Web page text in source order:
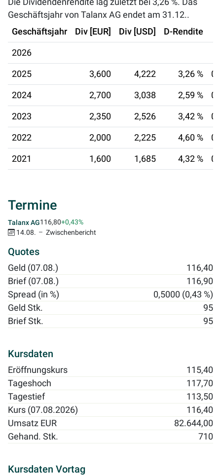
Die Dividendenrendite lag zuletzt bei 3,26 %. Das
Geschäftsjahr von Talanx AG endet am 31.12..
Geschäftsjahr
Div [EUR] Div [USD] D-Rendite
2026
2025 3,600 4,222 3,26 %
2024 2,700 3,038 2,59 %
2023 2,350 2,526 3,42 %
2022 2,000 2,225 4,60 %
2021 1,600 1,685 4,32 %
Termine
Talanx AG116,80+0,43%
14.08.
Zwischenbericht
Quotes
Geld (07.08.)
116,40
Brief (07.08.)
116,90
Spread (in %)
0,5000 (0,43 %)
Geld Stk.
95
Brief Stk.
95
Kursdaten
Eröffnungskurs
115,40
Tageshoch
117,70
Tagestief
113,50
Kurs (07.08.2026)
116,40
Umsatz EUR
82.644,00
Gehand. Stk.
710
Kursdaten Vortag